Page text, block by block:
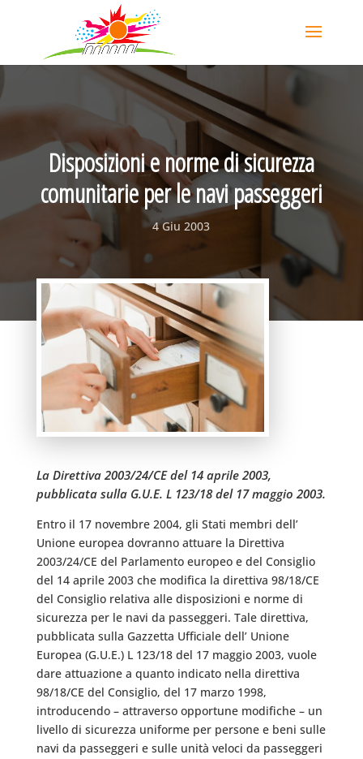
Disposizioni e norme di sicurezza
comunitarie per le navi passeggeri
4 Giu 2003
La Direttiva 2003/24/CE del 14 aprile 2003,
pubblicata sulla G.U.E. L 123/18 del 17 maggio 2003.
Entro il 17 novembre 2004, gli Stati membri dell’
Unione europea dovranno attuare la Direttiva
2003/24/CE del Parlamento europeo e del Consiglio
del 14 aprile 2003 che modifica la direttiva 98/18/CE
del Consiglio relativa alle disposizioni e norme di
sicurezza per le navi da passeggeri. Tale direttiva,
pubblicata sulla Gazzetta Ufficiale dell’ Unione
Europea (G.U.E.) L 123/18 del 17 maggio 2003, vuole
dare attuazione a quanto indicato nella direttiva
98/18/CE del Consiglio, del 17 marzo 1998,
introducendo – attraverso opportune modifiche – un
livello di sicurezza uniforme per persone e beni sulle
navi da passeggeri e sulle unità veloci da passeggeri